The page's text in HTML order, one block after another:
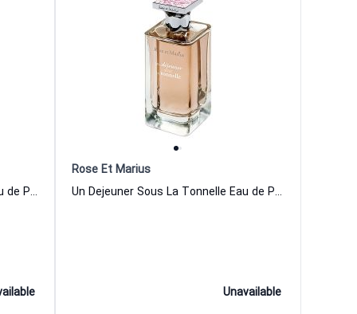
Une Nuit D Ete Sous Le Figuier Eau de Parfum Women and Men Rose Et Marius
Rose Et Marius
Un Dejeuner Sous La Tonnelle Eau de Parfum Women and Men Rose Et Marius
Unavailable